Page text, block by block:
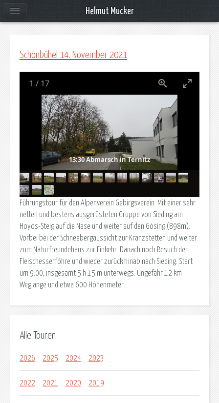
Schönbühel 14. November 2021
13:30 Abmarsch in Ternitz
1 / 17
Führungstour für den Alpenverein Gebirgsverein: Mit einer sehr
netten und bestens ausgerüsteten Gruppe von Sieding am
Hoyos-Steig auf die Nase und weiter auf den Gösing (898m).
Vorbei bei der Schneebergaussicht zur Kranzstetten und weiter
zum Naturfreundehaus zur Einkehr. Danach noch Besuch der
Fleischesserföhre und wieder zurück hinab nach Sieding. Start
um 9:00, insgesamt 5 h 15 m unterwegs. Ungefähr 12 km
Weglänge und etwa 600 Höhenmeter.
Alle Touren
2026 2025 2024 2023
2022 2021 2020 2019
Helmut Mucker